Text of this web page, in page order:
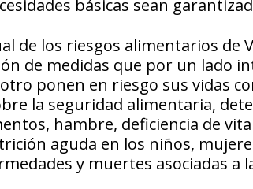
básicas sean
de los riesgos alimentarios de
de medidas que por un lado
ponen en riesgo sus vidas
la seguridad alimentaria,
hambre, deficiencia de
aguda en los niños,
y muertes asociadas a